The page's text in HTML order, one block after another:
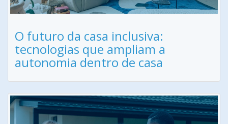
O futuro da casa inclusiva:
tecnologias que ampliam a
autonomia dentro de casa